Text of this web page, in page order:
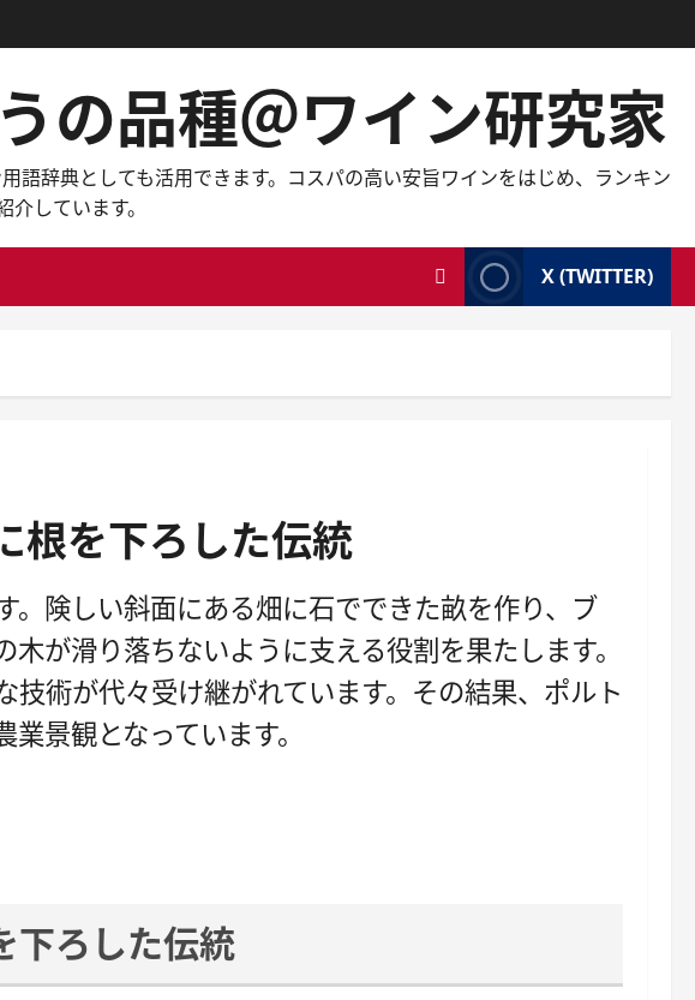
の品種＠ワイン研究家
辞典としても活用できます。コスパの高い安旨ワインをはじめ、ランキン
しています。
X (TWITTER)
根を下ろした伝統
険しい斜面にある畑に石でできた畝を作り、ブ
が滑り落ちないように支える役割を果たします。
術が代々受け継がれています。その結果、ポルト
景観となっています。
下ろした伝統